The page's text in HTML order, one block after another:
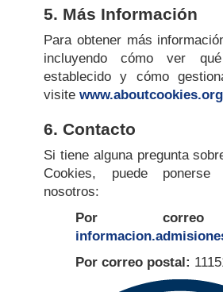
5. Más Información
Para obtener más
incluyendo cómo ver
establecido y cómo
visite www.aboutcookies.org
6. Contacto
Si tiene alguna pregunta
Cookies, puede
nosotros:
Por correo
Por correo postal: